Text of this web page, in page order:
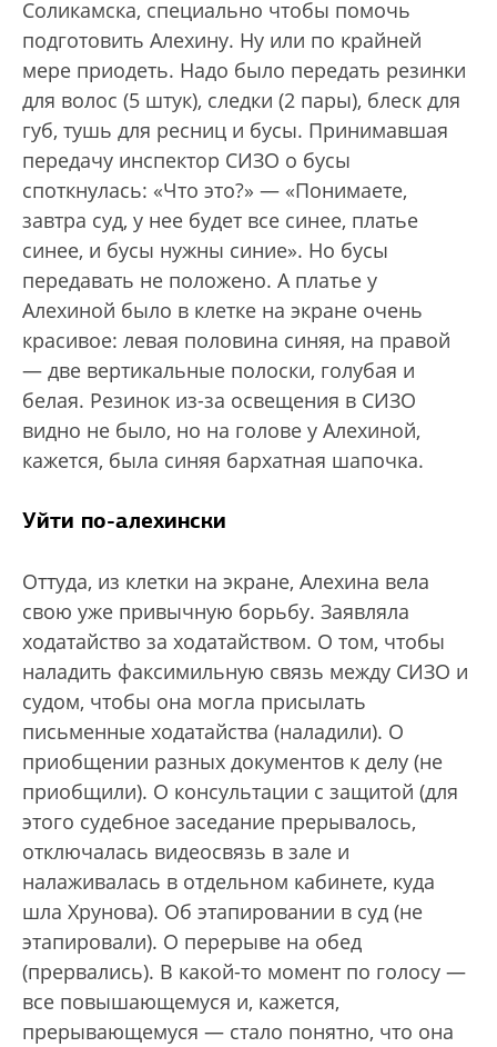
Соликамска, специально чтобы помочь
подготовить Алехину. Ну или по крайней
мере приодеть. Надо было передать резинки
для волос (5 штук), следки (2 пары), блеск для
губ, тушь для ресниц и бусы. Принимавшая
передачу инспектор СИЗО о бусы
споткнулась: «Что это?» — «Понимаете,
завтра суд, у нее будет все синее, платье
синее, и бусы нужны синие». Но бусы
передавать не положено. А платье у
Алехиной было в клетке на экране очень
красивое: левая половина синяя, на правой
— две вертикальные полоски, голубая и
белая. Резинок из-за освещения в СИЗО
видно не было, но на голове у Алехиной,
кажется, была синяя бархатная шапочка.
Уйти по-алехински
Оттуда, из клетки на экране, Алехина вела
свою уже привычную борьбу. Заявляла
ходатайство за ходатайством. О том, чтобы
наладить факсимильную связь между СИЗО и
судом, чтобы она могла присылать
письменные ходатайства (наладили). О
приобщении разных документов к делу (не
приобщили). О консультации с защитой (для
этого судебное заседание прерывалось,
отключалась видеосвязь в зале и
налаживалась в отдельном кабинете, куда
шла Хрунова). Об этапировании в суд (не
этапировали). О перерыве на обед
(прервались). В какой-то момент по голосу —
все повышающемуся и, кажется,
прерывающемуся — стало понятно, что она